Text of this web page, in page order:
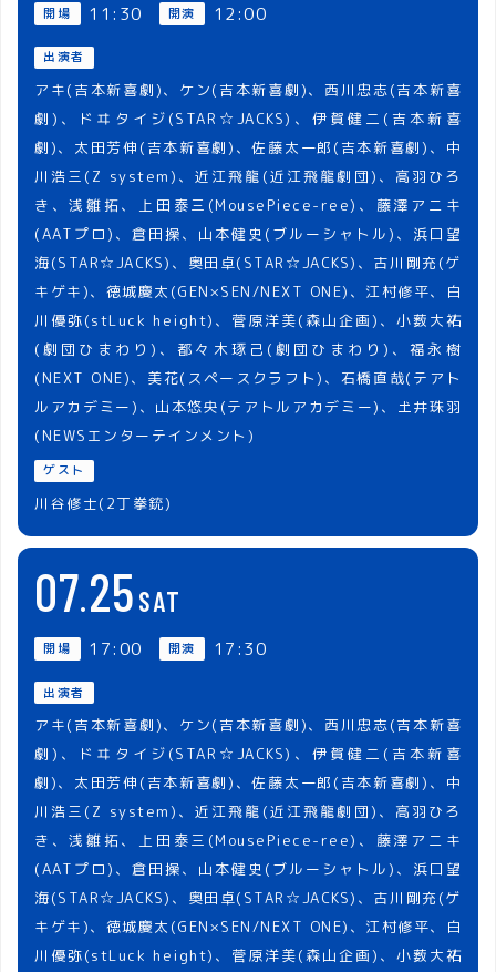
開場 11:30 開演 12:00
出演者
アキ(吉本新喜劇)、ケン(吉本新喜劇)、西川忠志(吉本新喜
劇)、ドヰタイジ(STAR☆JACKS)、伊賀健二(吉本新喜
劇)、太田芳伸(吉本新喜劇)、佐藤太一郎(吉本新喜劇)、中
川浩三(Z system)、近江飛龍(近江飛龍劇団)、高羽ひろ
き、浅雛拓、上田泰三(MousePiece-ree)、藤澤アニキ
(AATプロ)、倉田操、山本健史(ブルーシャトル)、浜口望
海(STAR☆JACKS)、奥田卓(STAR☆JACKS)、古川剛充(ゲ
キゲキ)、徳城慶太(GEN×SEN/NEXT ONE)、江村修平、白
川優弥(stLuck height)、菅原洋美(森山企画)、小薮大祐
(劇団ひまわり)、都々木琢己(劇団ひまわり)、福永樹
(NEXT ONE)、美花(スペースクラフト)、石橋直哉(テアト
ルアカデミー)、山本悠央(テアトルアカデミー)、𡈽井珠羽
(NEWSエンターテインメント)
ゲスト
川谷修士(2丁拳銃)
0725 SAT
開場 17:00 開演 17:30
出演者
アキ(吉本新喜劇)、ケン(吉本新喜劇)、西川忠志(吉本新喜
劇)、ドヰタイジ(STAR☆JACKS)、伊賀健二(吉本新喜
劇)、太田芳伸(吉本新喜劇)、佐藤太一郎(吉本新喜劇)、中
川浩三(Z system)、近江飛龍(近江飛龍劇団)、高羽ひろ
き、浅雛拓、上田泰三(MousePiece-ree)、藤澤アニキ
(AATプロ)、倉田操、山本健史(ブルーシャトル)、浜口望
海(STAR☆JACKS)、奥田卓(STAR☆JACKS)、古川剛充(ゲ
キゲキ)、徳城慶太(GEN×SEN/NEXT ONE)、江村修平、白
川優弥(stLuck height)、菅原洋美(森山企画)、小薮大祐